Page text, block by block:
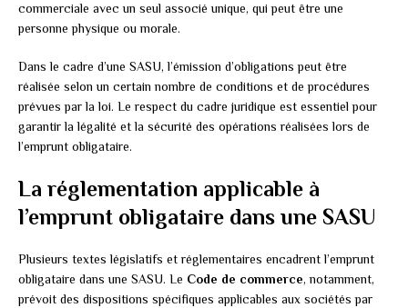
commerciale avec un seul associé unique, qui peut être une
personne physique ou morale.
Dans le cadre d’une SASU, l’émission d’obligations peut être
réalisée selon un certain nombre de conditions et de procédures
prévues par la loi. Le respect du cadre juridique est essentiel pour
garantir la légalité et la sécurité des opérations réalisées lors de
l’emprunt obligataire.
La réglementation applicable à
l’emprunt obligataire dans une SASU
Plusieurs textes législatifs et réglementaires encadrent l’emprunt
obligataire dans une SASU. Le Code de commerce, notamment,
prévoit des dispositions spécifiques applicables aux sociétés par